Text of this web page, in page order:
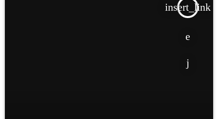
insert_link